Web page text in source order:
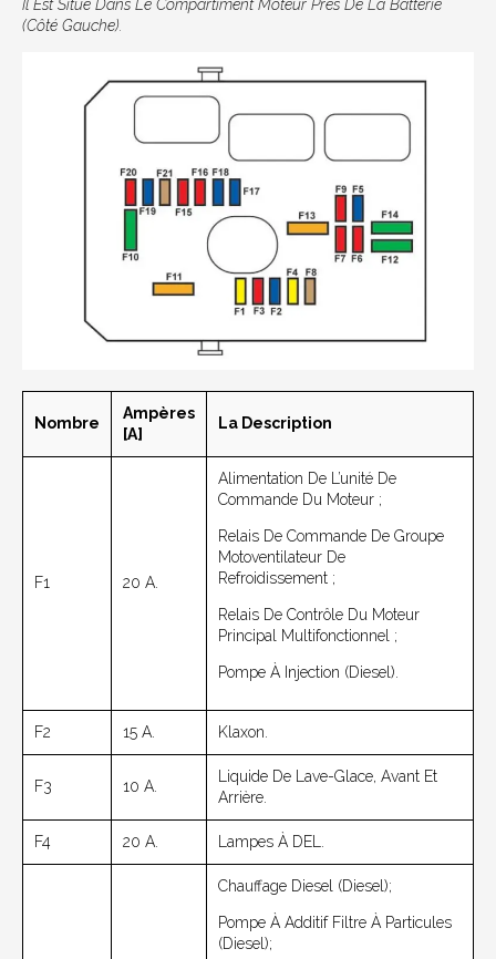
Il Est Situé Dans Le Compartiment Moteur Près De La Batterie
(côté Gauche).
Nombre
Ampères
[A]
La Description
F1 20 A.
Alimentation De L’unité De
Commande Du Moteur ;
Relais De Commande De Groupe
Motoventilateur De
Refroidissement ;
Relais De Contrôle Du Moteur
Principal Multifonctionnel ;
Pompe À Injection (Diesel).
F2 15 A. Klaxon.
F3 10 A.
Liquide De Lave-Glace, Avant Et
Arrière.
F4 20 A. Lampes À DEL.
Chauffage Diesel (Diesel);
Pompe À Additif Filtre À Particules
(Diesel);